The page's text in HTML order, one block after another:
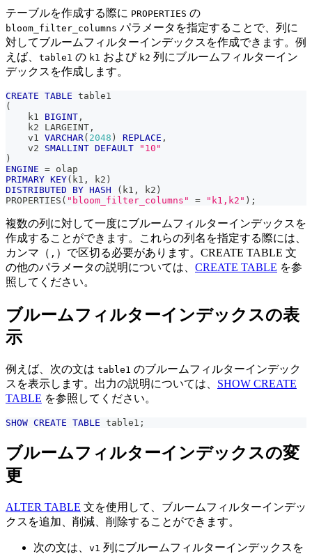
テーブルを作成する際に PROPERTIES の
bloom_filter_columns パラメータを指定することで、列に
対してブルームフィルターインデックスを作成できます。例
えば、 table1 の k1 および k2 列にブルームフィルターイン
デックスを作成します。
CREATE TABLE table1
(
    k1
BIGINT ,
    k2 LARGEINT
,
    v1
VARCHAR( 2048 ) REPLACE ,
    v2
SMALLINT DEFAULT
"10"
)
ENGINE = olap
PRIMARY KEY( k1 , k2 )
DISTRIBUTED
BY HASH ( k1 , k2 )
PROPERTIES ( "bloom_filter_columns" = "k1,k2" ) ;
複数の列に対して一度にブルームフィルターインデックスを
作成することができます。これらの列名を指定する際には、
カンマ（ , ）で区切る必要があります。CREATE TABLE 文
の他のパラメータの説明については、 CREATE TABLE を参
照してください。
ブルームフィルターインデックスの表
示
例えば、次の文は table1 のブルームフィルターインデック
スを表示します。出力の説明については、 SHOW CREATE
TABLE を参照してください。
SHOW CREATE TABLE table1 ;
ブルームフィルターインデックスの変
更
ALTER TABLE 文を使用して、ブルームフィルターインデッ
クスを追加、削減、削除することができます。
次の文は、 v1 列にブルームフィルターインデックスを